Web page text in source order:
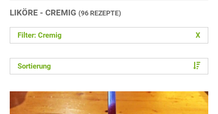
LIKÖRE - CREMIG (96 REZEPTE)
Filter: Cremig X
Sortierung